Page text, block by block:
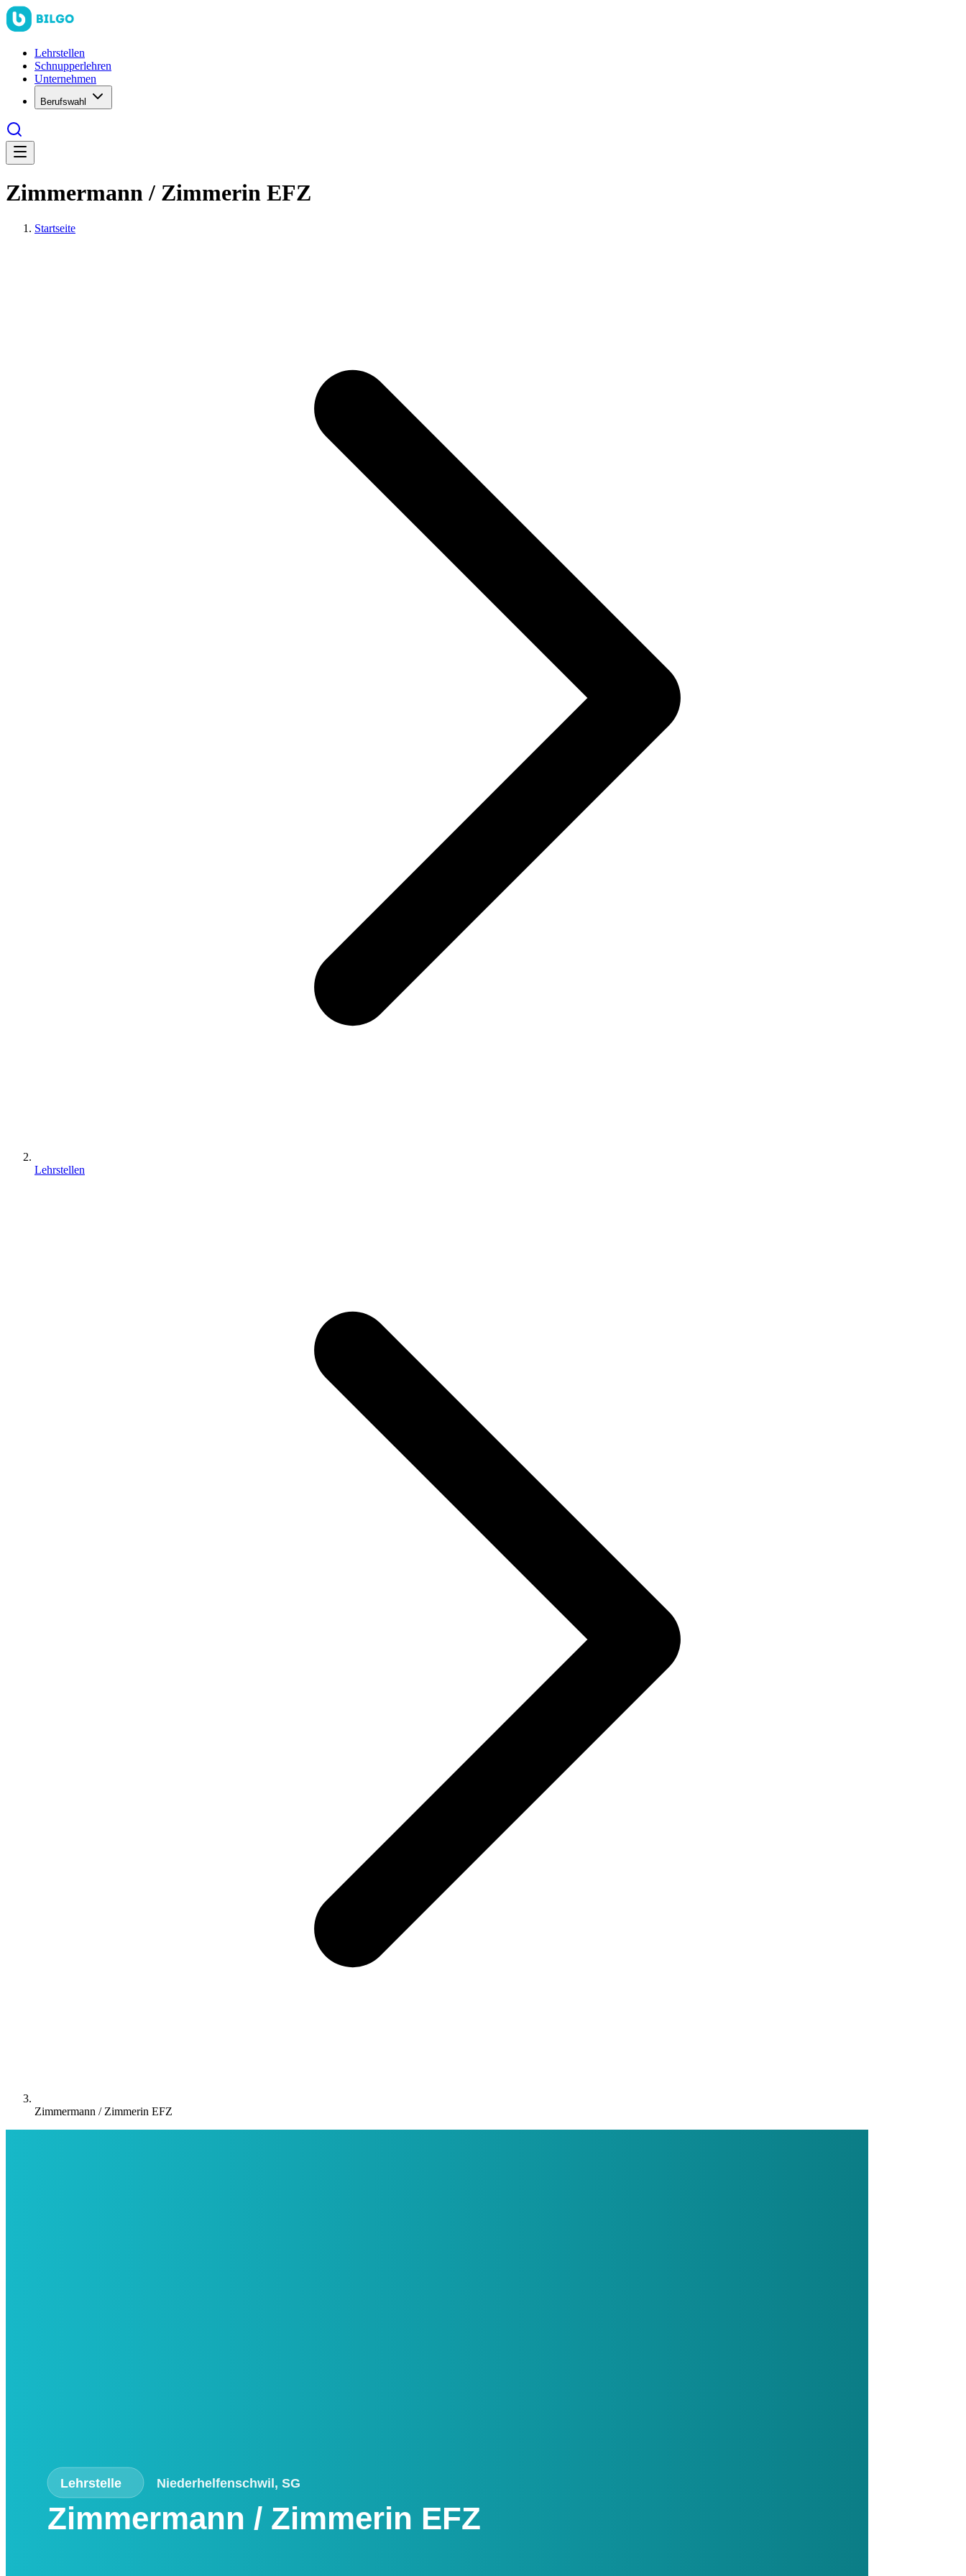
Lehrstellen
Schnupperlehren
Unternehmen
Berufswahl
Zimmermann / Zimmerin EFZ
Startseite
Lehrstellen
Zimmermann / Zimmerin EFZ